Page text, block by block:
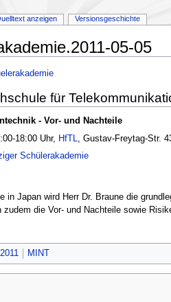
05-05
für
- Vor- und Nachteile
18:00 Uhr, HfTL
, Gustav-Freytag-Str.
Schülerakademie
in Japan wird Herr Dr. Braune die
zudem die Vor- und Nachteile sowie
MINT
anzeigen Versionsgeschichte